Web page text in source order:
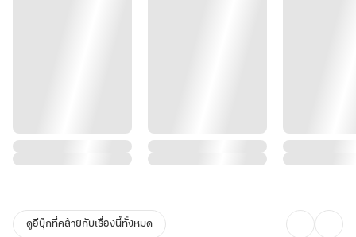
ดูอีบุ๊กที่คล้ายกับเรื่องนี้ทั้งหมด